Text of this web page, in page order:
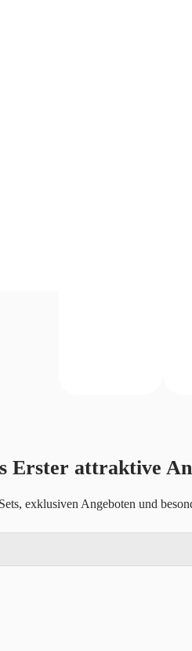
Erster attraktive
exklusiven Angeboten und